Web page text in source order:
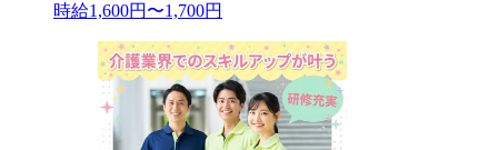
時給1,600円〜1,700円